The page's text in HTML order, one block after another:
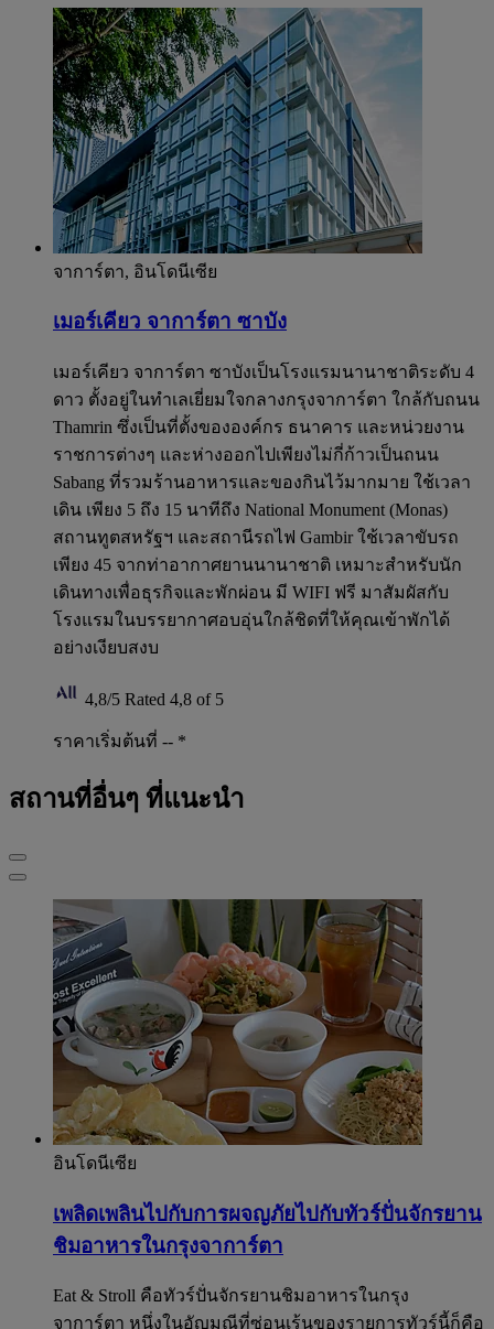
จาการ์ตา, อินโดนีเซีย
เมอร์เคียว จาการ์ตา ซาบัง
เมอร์เคียว จาการ์ตา ซาบังเป็นโรงแรมนานาชาติระดับ 4
ดาว ตั้งอยู่ในทำเลเยี่ยมใจกลางกรุงจาการ์ตา ใกล้กับถนน
Thamrin ซึ่งเป็นที่ตั้งขององค์กร ธนาคาร และหน่วยงาน
ราชการต่างๆ และห่างออกไปเพียงไม่กี่ก้าวเป็นถนน
Sabang ที่รวมร้านอาหารและของกินไว้มากมาย ใช้เวลา
เดิน เพียง 5 ถึง 15 นาทีถึง National Monument (Monas)
สถานทูตสหรัฐฯ และสถานีรถไฟ Gambir ใช้เวลาขับรถ
เพียง 45 จากท่าอากาศยานนานาชาติ เหมาะสำหรับนัก
เดินทางเพื่อธุรกิจและพักผ่อน มี WIFI ฟรี มาสัมผัสกับ
โรงแรมในบรรยากาศอบอุ่นใกล้ชิดที่ให้คุณเข้าพักได้
อย่างเงียบสงบ
4,8/5 Rated 4,8 of 5
ราคาเริ่มต้นที่ -- *
สถานที่อื่นๆ ที่แนะนำ
อินโดนีเซีย
เพลิดเพลินไปกับการผจญภัยไปกับทัวร์ปั่นจักรยาน
ชิมอาหารในกรุงจาการ์ตา
Eat & Stroll คือทัวร์ปั่นจักรยานชิมอาหารในกรุง
จาการ์ตา หนึ่งในอัญมณีที่ซ่อนเร้นของรายการทัวร์นี้ก็คือ